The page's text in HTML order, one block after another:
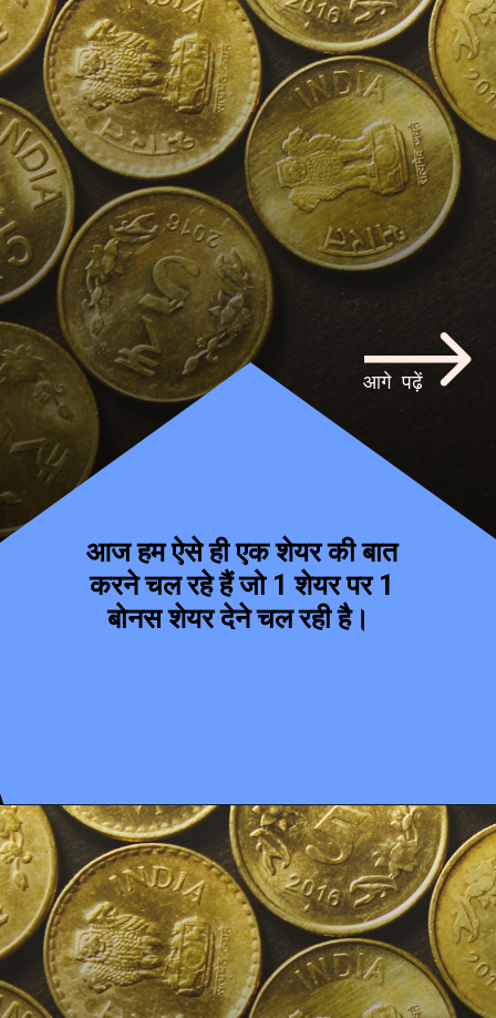
आज हम ऐसे ही एक शेयर की बात
करने चल रहे हैं जो 1 शेयर पर 1
बोनस शेयर देने चल रही है।
आगे पढ़ें